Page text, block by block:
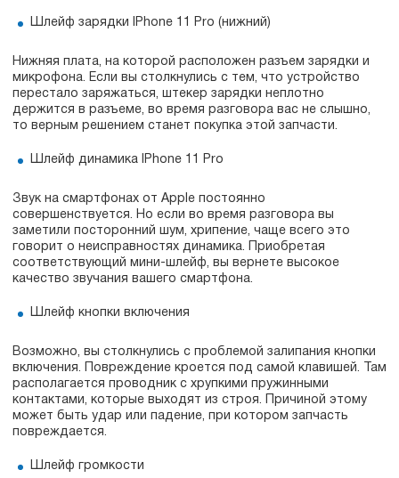
Шлейф зарядки IPhone 11 Pro (нижний)
Нижняя плата, на которой расположен разъем зарядки и
микрофона. Если вы столкнулись с тем, что устройство
перестало заряжаться, штекер зарядки неплотно
держится в разъеме, во время разговора вас не слышно,
то верным решением станет покупка этой запчасти.
Шлейф динамика IPhone 11 Pro
Звук на смартфонах от Apple постоянно
совершенствуется. Но если во время разговора вы
заметили посторонний шум, хрипение, чаще всего это
говорит о неисправностях динамика. Приобретая
соответствующий мини-шлейф, вы вернете высокое
качество звучания вашего смартфона.
Шлейф кнопки включения
Возможно, вы столкнулись с проблемой залипания кнопки
включения. Повреждение кроется под самой клавишей. Там
располагается проводник с хрупкими пружинными
контактами, которые выходят из строя. Причиной этому
может быть удар или падение, при котором запчасть
повреждается.
Шлейф громкости